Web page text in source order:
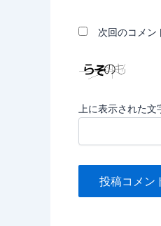
次回のコメン
上に表示された文